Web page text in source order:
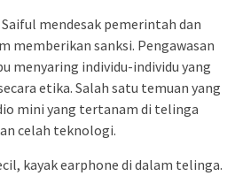
mendesak pemerintah dan
memberikan sanksi. Pengawasan
menyaring individu-individu yang
etika. Salah satu temuan yang
mini yang tertanam di telinga
celah teknologi.
kayak earphone di dalam telinga.